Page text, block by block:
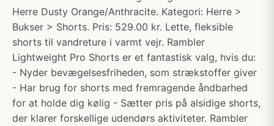
Herre Dusty Orange/Anthracite. Kategori: Herre >
Bukser > Shorts. Pris: 529.00 kr. Lette, fleksible
shorts til vandreture i varmt vejr. Rambler
Lightweight Pro Shorts er et fantastisk valg, hvis du:
- Nyder bevægelsesfriheden, som strækstoffer giver
- Har brug for shorts med fremragende åndbarhed
for at holde dig kølig - Sætter pris på alsidige shorts,
der klarer forskellige udendørs aktiviteter. Rambler